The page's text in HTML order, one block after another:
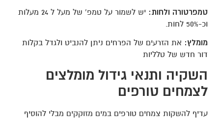
טמפרטורה ולחות:
יש לשמור על טמפ' של מעל ל 24 מעלות
וכ-50% לחות.
מומלץ: את הזרעים של הפרחים ניתן להנביט ולגדל בקלות
דור חדש של טלליות
השקיה ותנאי גידול מומלצים
לצמחים טורפים
עדיף להשקות צמחים טורפים במים מזוקקים מבלי להוסיף